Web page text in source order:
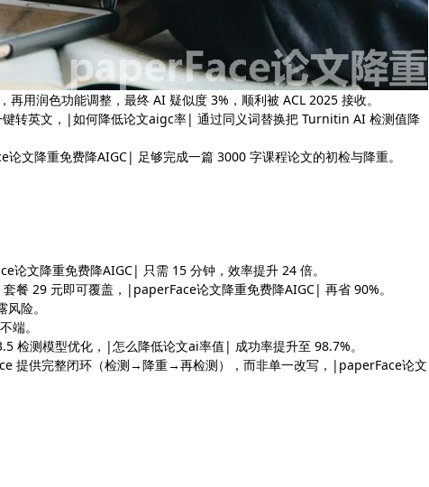
用润色功能调整，最终 AI 疑似度 3%，顺利被 ACL 2025 接收。
转英文，|如何降低论文aigc率| 通过同义词替换把 Turnitin AI 检测值降
文降重免费降AIGC| 足够完成一篇 3000 字课程论文的初检与降重。
文降重免费降AIGC| 只需 15 分钟，效率提升 24 倍。
餐 29 元即可覆盖，|paperFace论文降重免费降AIGC| 再省 90%。
险。
端。
检测模型优化，|怎么降低论文ai率值| 成功率提升至 98.7%。
提供完整闭环（检测→降重→再检测），而非单一改写，|paperFace论文